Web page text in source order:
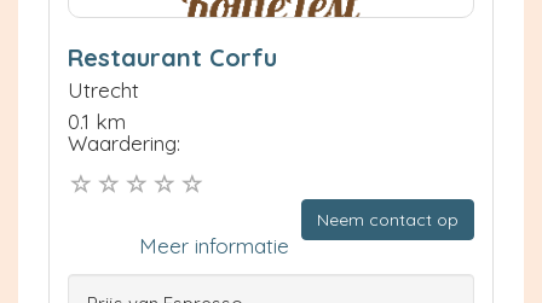
Restaurant Corfu
Utrecht
0.1 km
Waardering:
Neem contact op
Meer informatie